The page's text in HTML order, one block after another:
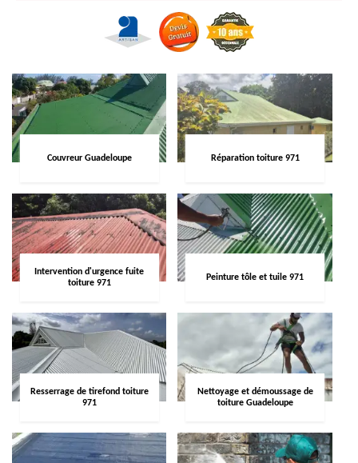
Couvreur Guadeloupe Réparation toiture 971
Intervention d'urgence fuite
toiture 971
Peinture tôle et tuile 971
Resserrage de tirefond toiture
971
Nettoyage et démoussage de
toiture Guadeloupe